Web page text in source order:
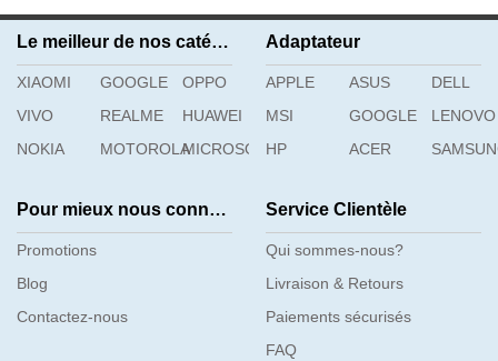
T550WSC DH35 DH43
DH45 BFD-Wsq
Le meilleur de nos catégories
XIAOMI GOOGLE
OPPO
VIVO
REALME
HUAWEI
NOKIA
MOTOROLAMICROSOFT
Adaptateur
APPLE ASUS
DELL
MSI
GOOGLE
LENOVO
HP
ACER
Pour mieux nous connaître
Promotions
Blog
Contactez-nous
Service Clientèle
Qui sommes-nous?
Livraison & Retours
Paiements sécurisés
FAQ